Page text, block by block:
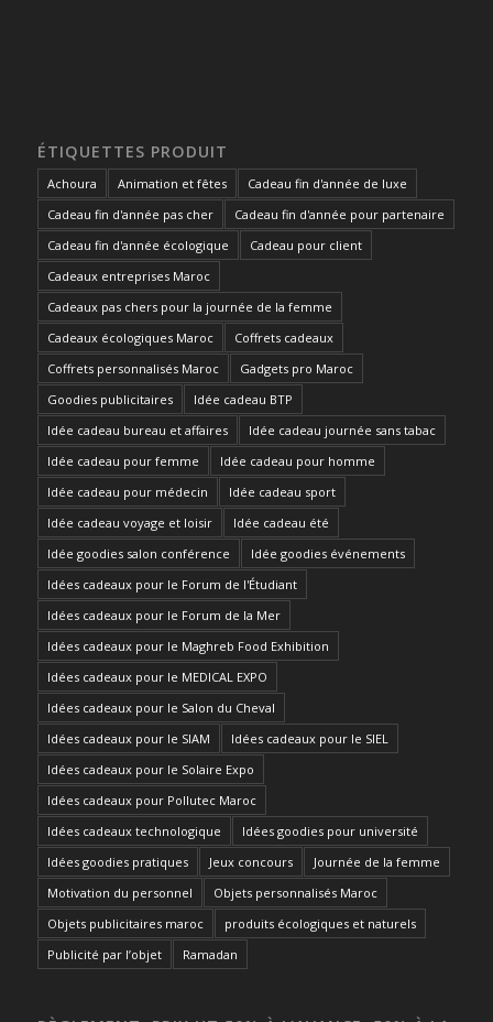
ÉTIQUETTES PRODUIT
Achoura Animation et fêtes
Cadeau fin d'année de luxe
Cadeau fin d'année pas cher
Cadeau fin d'année pour partenaire
Cadeau fin d'année écologique
Cadeau pour client
Cadeaux entreprises Maroc
Cadeaux pas chers pour la journée de la femme
Cadeaux écologiques Maroc
Coffrets cadeaux
Coffrets personnalisés Maroc
Gadgets pro Maroc
Goodies publicitaires
Idée cadeau BTP
Idée cadeau bureau et affaires
Idée cadeau journée sans tabac
Idée cadeau pour femme
Idée cadeau pour homme
Idée cadeau pour médecin
Idée cadeau sport
Idée cadeau voyage et loisir
Idée cadeau été
Idée goodies salon conférence
Idée goodies événements
Idées cadeaux pour le Forum de l'Étudiant
Idées cadeaux pour le Forum de la Mer
Idées cadeaux pour le Maghreb Food Exhibition
Idées cadeaux pour le MEDICAL EXPO
Idées cadeaux pour le Salon du Cheval
Idées cadeaux pour le SIAM
Idées cadeaux pour le SIEL
Idées cadeaux pour le Solaire Expo
Idées cadeaux pour Pollutec Maroc
Idées cadeaux technologique
Idées goodies pour université
Idées goodies pratiques
Jeux concours
Journée de la femme
Motivation du personnel
Objets personnalisés Maroc
Objets publicitaires maroc
produits écologiques et naturels
Publicité par l’objet
Ramadan